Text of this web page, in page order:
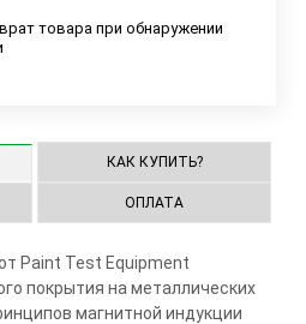
товара при обнаружении
КАК КУПИТЬ?
ОПЛАТА
Paint Test Equipment
покрытия на металлических
магнитной индукции